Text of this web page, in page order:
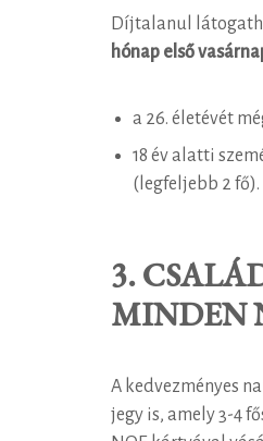
Díjtalanul
hónap első
a 26. életévét
18 év alatti
(legfeljebb 2 fő).
3.
MINDEN
A kedvezményes
jegy is, amely 3-4